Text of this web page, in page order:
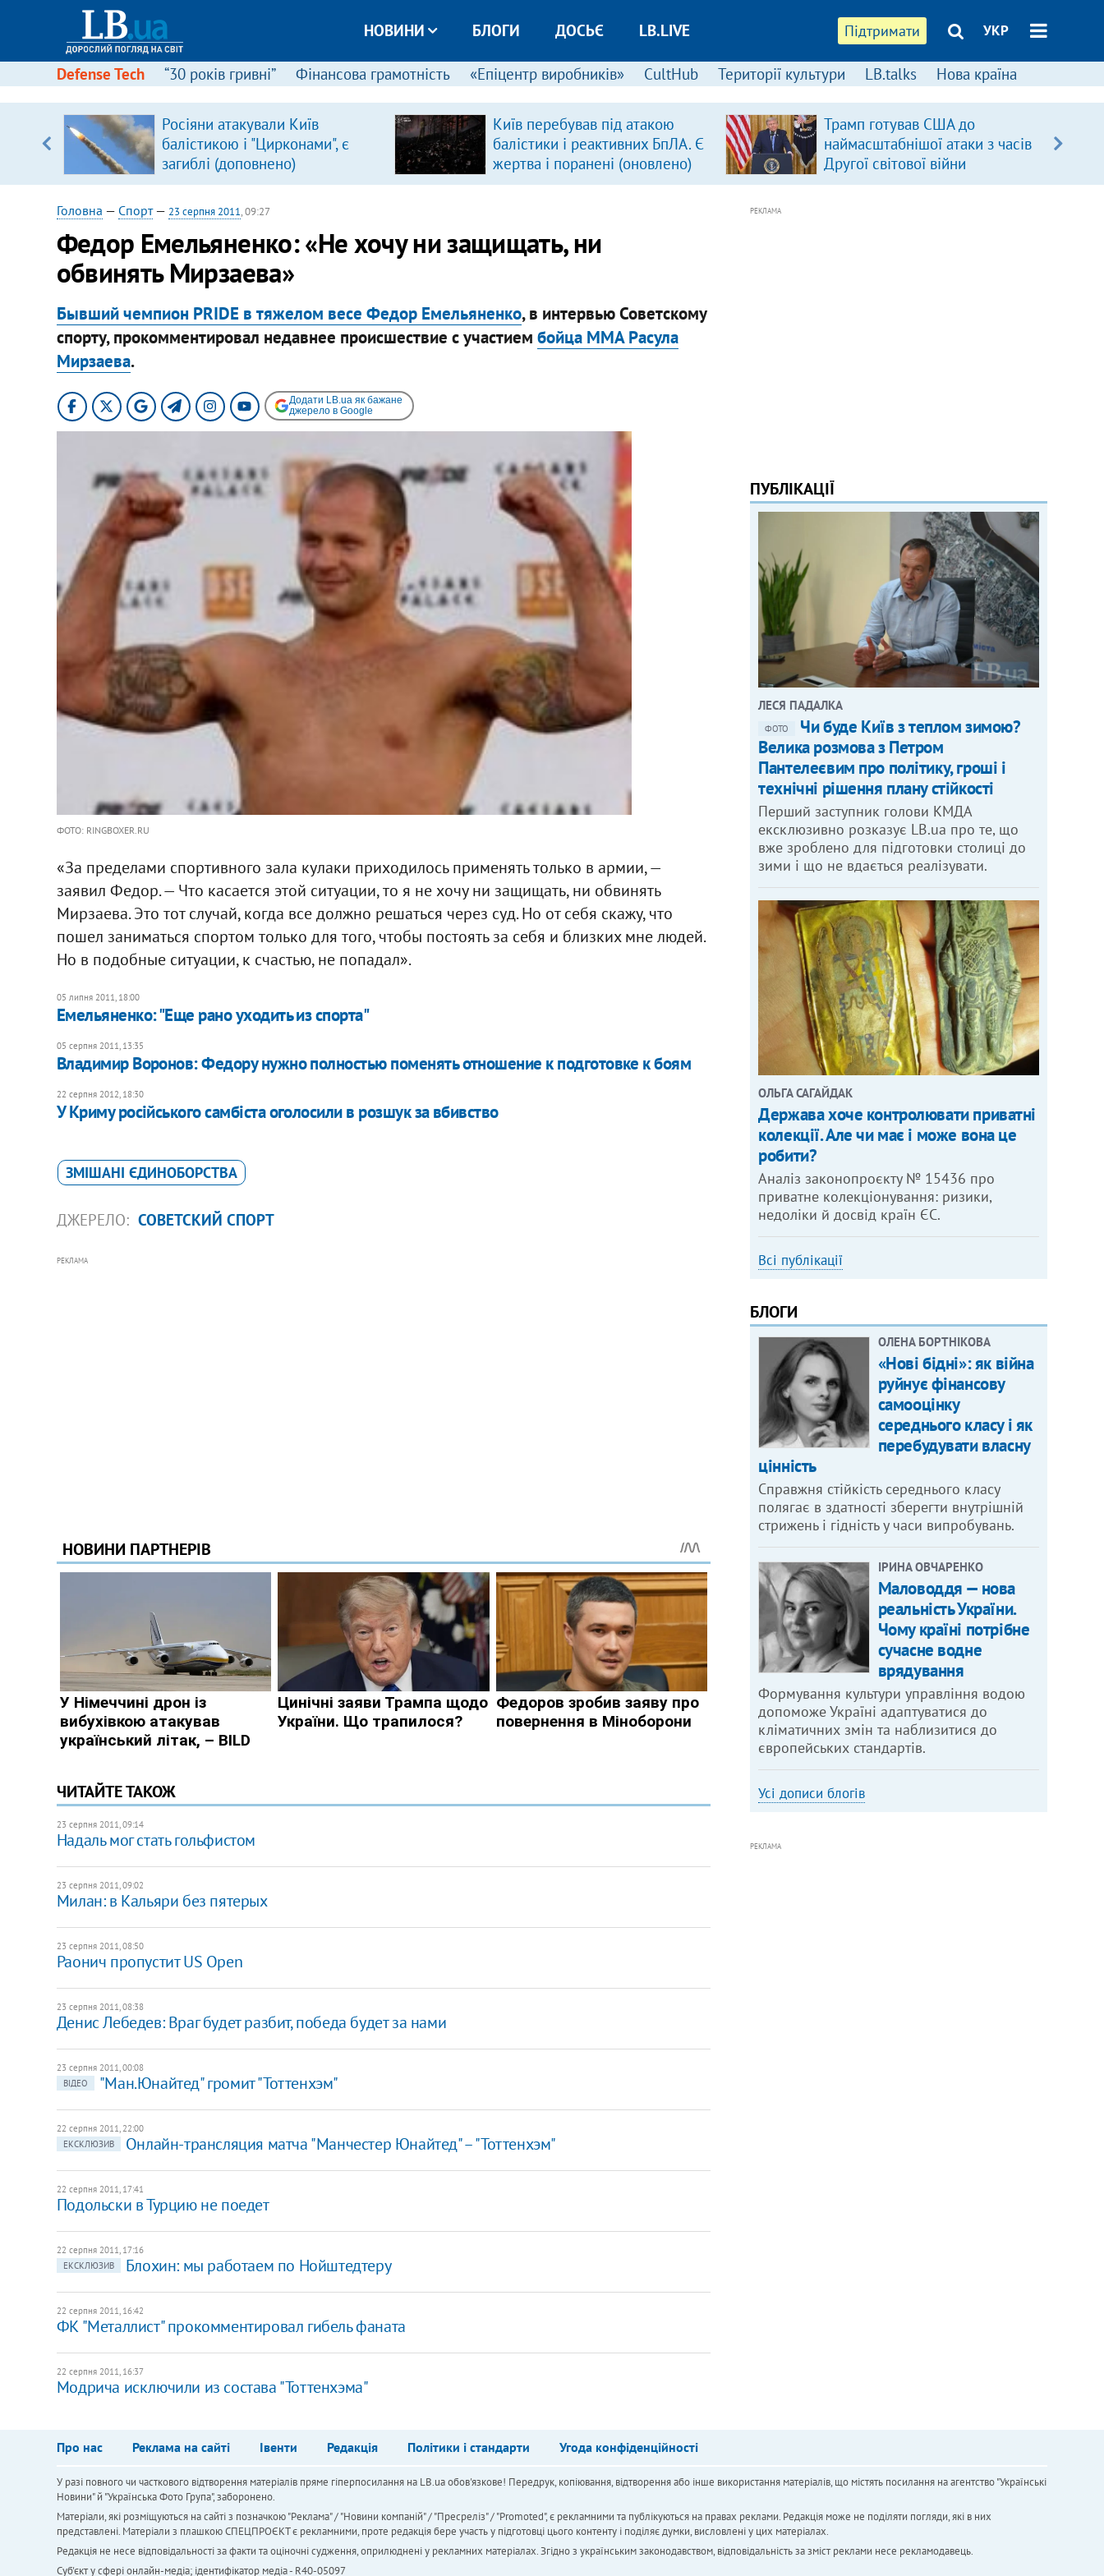
Підтримати УКР
НОВИНИ БЛОГИ ДОСЬЄ LB.LIVE
Defense Tech “30 років гривні” Фінансова грамотність «Епіцентр виробників» CultHub Території культури LB.talks Нова країна
Росіяни атакували Київ
балістикою і "Цирконами", є
загиблі (доповнено)
Київ перебував під атакою
балістики і реактивних БпЛА. Є
жертва і поранені (оновлено)
Трамп готував США до
наймасштабнішої атаки з часів
Другої світової війни
Головна — Спорт— 23 серпня 2011, 09:27
Федор Емельяненко: «Не хочу ни защищать, ни
обвинять Мирзаева»
Бывший чемпион PRIDE в тяжелом весе Федор Емельяненко, в интервью Советскому
спорту, прокомментировал недавнее происшествие с участием бойца ММА Расула
Мирзаева.
Додати LB.ua як бажане
джерело в Google
ФОТО: RINGBOXER.RU
«За пределами спортивного зала кулаки приходилось применять только в армии, —
заявил Федор. — Что касается этой ситуации, то я не хочу ни защищать, ни обвинять
Мирзаева. Это тот случай, когда все должно решаться через суд. Но от себя скажу, что
пошел заниматься спортом только для того, чтобы постоять за себя и близких мне людей.
Но в подобные ситуации, к счастью, не попадал».
05 липня 2011, 18:00
Емельяненко: "Еще рано уходить из спорта"
05 серпня 2011, 13:35
Владимир Воронов: Федору нужно полностью поменять отношение к подготовке к боям
22 серпня 2012, 18:30
У Криму російського самбіста оголосили в розшук за вбивство
ЗМІШАНІ ЄДИНОБОРСТВА
ДЖЕРЕЛО: СОВЕТСКИЙ СПОРТ
РЕКЛАМА
ЧИТАЙТЕ ТАКОЖ
23 серпня 2011, 09:14
Надаль мог стать гольфистом
23 серпня 2011, 09:02
Милан: в Кальяри без пятерых
23 серпня 2011, 08:50
Раонич пропустит US Open
23 серпня 2011, 08:38
Денис Лебедев: Враг будет разбит, победа будет за нами
23 серпня 2011, 00:08
ВІДЕО
"Ман.Юнайтед" громит "Тоттенхэм"
22 серпня 2011, 22:00
ЕКСКЛЮЗИВ
Онлайн-трансляция матча "Манчестер Юнайтед" – "Тоттенхэм"
22 серпня 2011, 17:41
​Подольски в Турцию не поедет
22 серпня 2011, 17:16
ЕКСКЛЮЗИВ
Блохин: мы работаем по Нойштедтеру
22 серпня 2011, 16:42
ФК "Металлист" прокомментировал гибель фаната
22 серпня 2011, 16:37
​Модрича исключили из состава "Тоттенхэма"
РЕКЛАМА
ПУБЛІКАЦІЇ
ЛЕСЯ ПАДАЛКА
ФОТО
Чи буде Київ з теплом зимою?
Велика розмова з Петром
Пантелеєвим про політику, гроші і
технічні рішення плану стійкості
Перший заступник голови КМДА
ексклюзивно розказує LB.ua про те, що
вже зроблено для підготовки столиці до
зими і що не вдається реалізувати.
ОЛЬГА САГАЙДАК
Держава хоче контролювати приватні
колекції. Але чи має і може вона це
робити?
Аналіз законопроєкту № 15436 про
приватне колекціонування: ризики,
недоліки й досвід країн ЄС.
Всі публікації
БЛОГИ
ОЛЕНА БОРТНІКОВА
«Нові бідні»: як війна
руйнує фінансову
самооцінку
середнього класу і як
перебудувати власну
цінність
Справжня стійкість середнього класу
полягає в здатності зберегти внутрішній
стрижень і гідність у часи випробувань.
ІРИНА ОВЧАРЕНКО
Маловоддя — нова
реальність України.
Чому країні потрібне
сучасне водне
врядування
Формування культури управління водою
допоможе Україні адаптуватися до
кліматичних змін та наблизитися до
європейських стандартів.
Усі дописи блогів
РЕКЛАМА
Про нас Реклама на сайті Івенти Редакція Політики і стандарти Угода конфіденційності
У разі повного чи часткового відтворення матеріалів пряме гіперпосилання на LB.ua обов'язкове! Передрук, копіювання, відтворення або інше використання матеріалів, що містять посилання на агентство "Українськi
Новини" й "Українська Фото Група", заборонено.
Матеріали, які розміщуються на сайті з позначкою "Реклама" / "Новини компаній" / "Пресреліз" / "Promoted", є рекламними та публікуються на правах реклами. Редакція може не поділяти погляди, які в них
представлені. Матеріали з плашкою СПЕЦПРОЄКТ є рекламними, проте редакція бере участь у підготовці цього контенту і поділяє думки, висловлені у цих матеріалах.
Редакція не несе відповідальності за факти та оціночні судження, оприлюднені у рекламних матеріалах. Згідно з українським законодавством, відповідальність за зміст реклами несе рекламодавець.
Cуб'єкт у сфері онлайн-медіа; ідентифікатор медіа - R40-05097